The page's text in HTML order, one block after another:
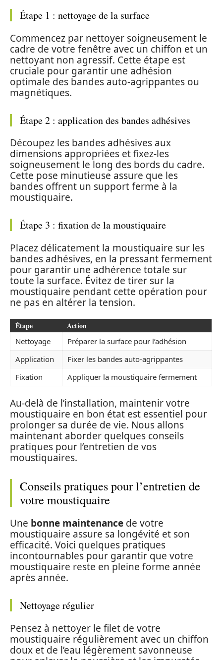
Étape 1 : nettoyage de la surface
Commencez par nettoyer soigneusement le
cadre de votre fenêtre avec un chiffon et un
nettoyant non agressif. Cette étape est
cruciale pour garantir une adhésion
optimale des bandes auto-agrippantes ou
magnétiques.
Étape 2 : application des bandes adhésives
Découpez les bandes adhésives aux
dimensions appropriées et fixez-les
soigneusement le long des bords du cadre.
Cette pose minutieuse assure que les
bandes offrent un support ferme à la
moustiquaire.
Étape 3 : fixation de la moustiquaire
Placez délicatement la moustiquaire sur les
bandes adhésives, en la pressant fermement
pour garantir une adhérence totale sur
toute la surface. Évitez de tirer sur la
moustiquaire pendant cette opération pour
ne pas en altérer la tension.
Étape Action
Nettoyage
Préparer la surface pour l’adhésion
Application
Fixer les bandes auto-agrippantes
Fixation
Appliquer la moustiquaire fermement
Au-delà de l’installation, maintenir votre
moustiquaire en bon état est essentiel pour
prolonger sa durée de vie. Nous allons
maintenant aborder quelques conseils
pratiques pour l’entretien de vos
moustiquaires.
Conseils pratiques pour l’entretien de
votre moustiquaire
Une bonne maintenance de votre
moustiquaire assure sa longévité et son
efficacité. Voici quelques pratiques
incontournables pour garantir que votre
moustiquaire reste en pleine forme année
après année.
Nettoyage régulier
Pensez à nettoyer le filet de votre
moustiquaire régulièrement avec un chiffon
doux et de l’eau légèrement savonneuse